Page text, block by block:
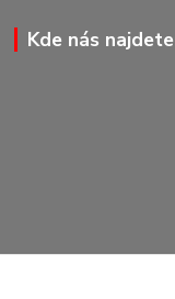
Kde nás najdete